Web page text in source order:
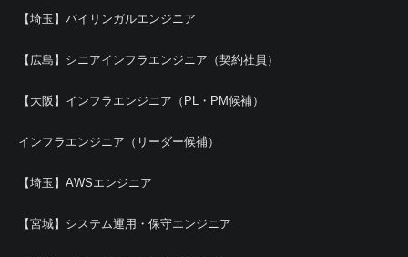
【埼玉】バイリンガルエンジニア
【広島】シニアインフラエンジニア（契約社員）
【大阪】インフラエンジニア（PL・PM候補）
インフラエンジニア（リーダー候補）
【埼玉】AWSエンジニア
【宮城】システム運用・保守エンジニア